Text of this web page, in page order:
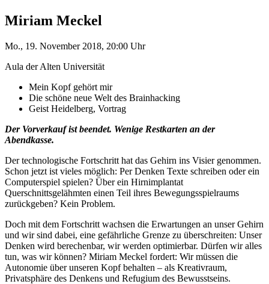
Miriam Meckel
Mo., 19. November 2018, 20:00 Uhr
Aula der Alten Universität
Mein Kopf gehört mir
Die schöne neue Welt des Brainhacking
Geist Heidelberg, Vortrag
Der Vorverkauf ist beendet. Wenige Restkarten an der
Abendkasse.
Der technologische Fortschritt hat das Gehirn ins Visier genommen.
Schon jetzt ist vieles möglich: Per Denken Texte schreiben oder ein
Computerspiel spielen? Über ein Hirnimplantat
Querschnittsgelähmten einen Teil ihres Bewegungsspielraums
zurückgeben? Kein Problem.
Doch mit dem Fortschritt wachsen die Erwartungen an unser Gehirn
und wir sind dabei, eine gefährliche Grenze zu überschreiten: Unser
Denken wird berechenbar, wir werden optimierbar. Dürfen wir alles
tun, was wir können? Miriam Meckel fordert: Wir müssen die
Autonomie über unseren Kopf behalten – als Kreativraum,
Privatsphäre des Denkens und Refugium des Bewusstseins.